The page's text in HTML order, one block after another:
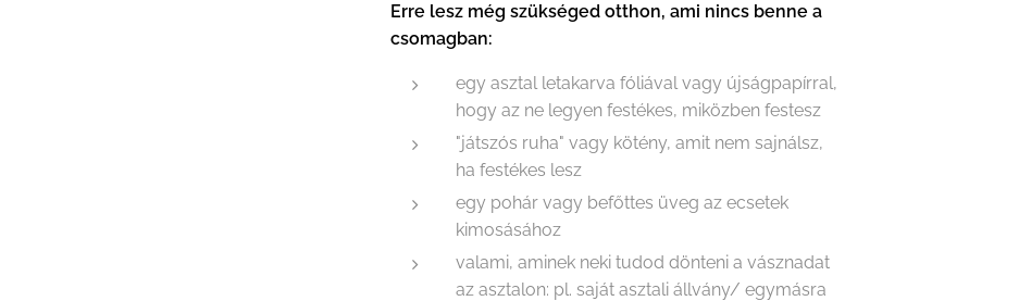
Erre lesz még szükséged otthon, ami nincs benne a
csomagban:
egy asztal letakarva fóliával vagy újságpapírral,
hogy az ne legyen festékes, miközben festesz
"játszós ruha" vagy kötény, amit nem sajnálsz,
ha festékes lesz
egy pohár vagy befőttes üveg az ecsetek
kimosásához
valami, aminek neki tudod dönteni a vásznadat
az asztalon: pl. saját asztali állvány/ egymásra